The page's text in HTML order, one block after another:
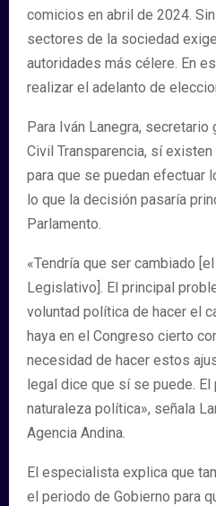
comicios en abril de 2024.
sectores de la sociedad
autoridades más célere. En
realizar el adelanto de
Para Iván Lanegra,
Civil Transparencia, sí
para que se puedan efectuar
lo que la decisión pasaría
Parlamento.
«Tendría que ser cambiado
Legislativo]. El principal
voluntad política de hacer el
haya en el Congreso cierto
necesidad de hacer estos
legal dice que sí se puede. El
naturaleza política», señala
Agencia Andina.
El especialista explica que
el periodo de Gobierno para